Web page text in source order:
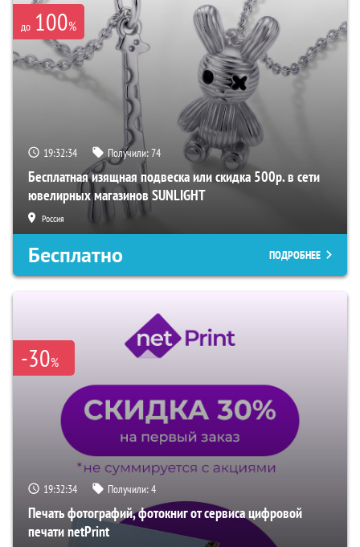
до 100%
19:32:33 Получили:74
Бесплатная изящная подвеска или скидка 500р. в сети
ювелирных магазинов SUNLIGHT
Россия
Бесплатно ПОДРОБНЕЕ
-30%
19:32:33 Получили:4
Печать фотографий, фотокниг от сервиса цифровой
печати netPrint